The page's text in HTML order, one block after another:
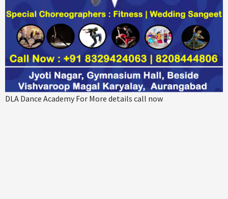
DLA Dance Academy For More details call now